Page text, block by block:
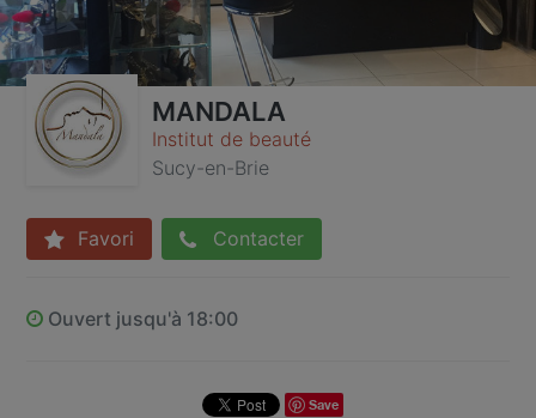
MANDALA
Institut de beauté
Sucy-en-Brie
Favori Contacter
Ouvert jusqu'à 18:00
Save